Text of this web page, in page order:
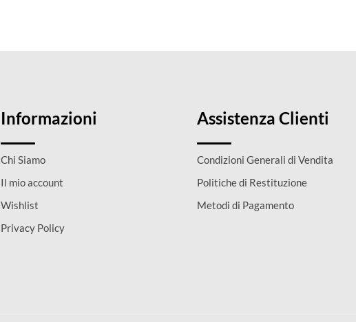
Informazioni
Chi Siamo
Il mio account
Wishlist
Privacy Policy
Assistenza Clienti
Condizioni Generali di Vendita
Politiche di Restituzione
Metodi di Pagamento